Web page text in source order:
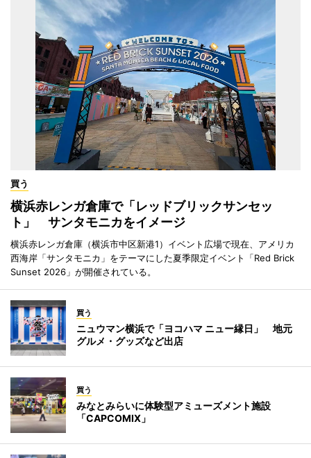
買う
横浜赤レンガ倉庫で「レッドブリックサンセッ
ト」 サンタモニカをイメージ
横浜赤レンガ倉庫（横浜市中区新港1）イベント広場で現在、アメリカ
西海岸「サンタモニカ」をテーマにした夏季限定イベント「Red Brick
Sunset 2026」が開催されている。
買う
ニュウマン横浜で「ヨコハマ ニュー縁日」 地元
グルメ・グッズなど出店
買う
みなとみらいに体験型アミューズメント施設
「CAPCOMIX」